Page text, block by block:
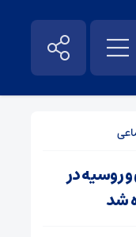
روسیه در
شد